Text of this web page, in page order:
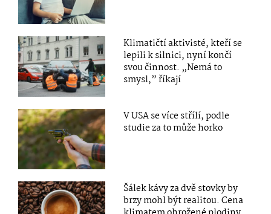
Klimatičtí aktivisté, kteří se
lepili k silnici, nyní končí
svou činnost. „Nemá to
smysl,” říkají
V USA se více střílí, podle
studie za to může horko
Šálek kávy za dvě stovky by
brzy mohl být realitou. Cena